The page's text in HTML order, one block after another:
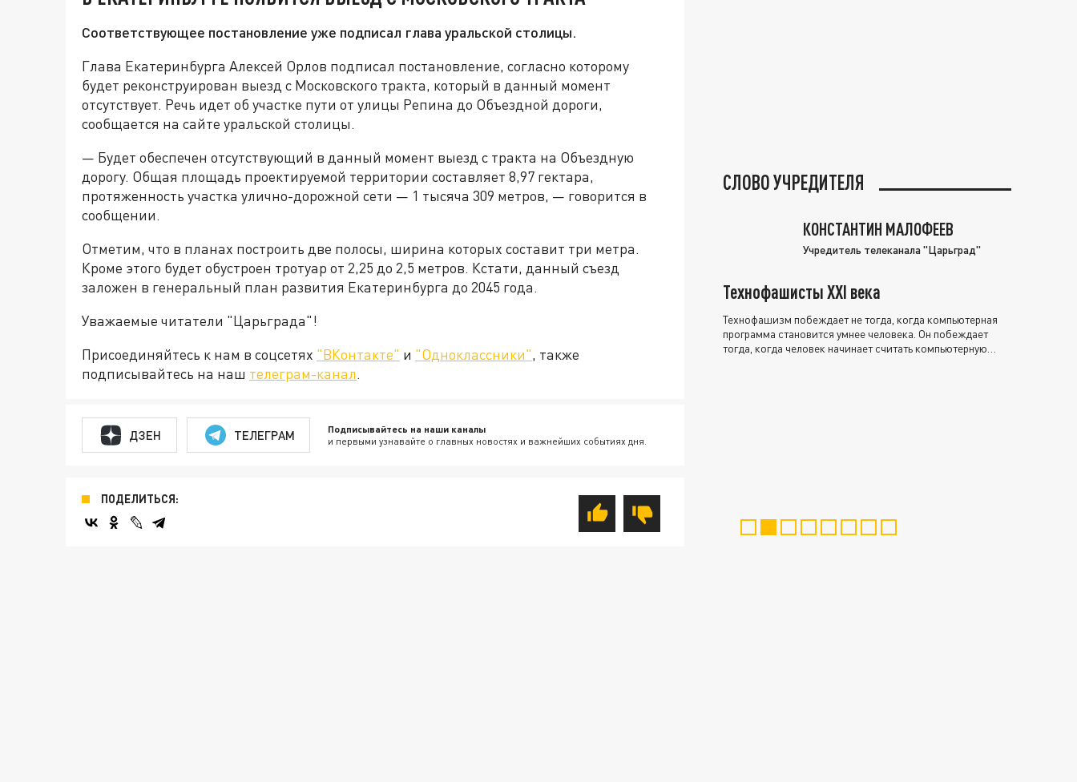
Соответствующее постановление уже подписал глава уральской столицы.
Глава Екатеринбурга Алексей Орлов подписал постановление, согласно которому
будет реконструирован выезд с Московского тракта, который в данный момент
отсутствует. Речь идет об участке пути от улицы Репина до Объездной дороги,
сообщается на сайте уральской столицы.
— Будет обеспечен отсутствующий в данный момент выезд с тракта на Объездную
дорогу. Общая площадь проектируемой территории составляет 8,97 гектара,
протяженность участка улично-дорожной сети — 1 тысяча 309 метров, — говорится в
сообщении.
Отметим, что в планах построить две полосы, ширина которых составит три метра.
Кроме этого будет обустроен тротуар от 2,25 до 2,5 метров. Кстати, данный съезд
заложен в генеральный план развития Екатеринбурга до 2045 года.
Уважаемые читатели "Царьграда"!
Присоединяйтесь к нам в соцсетях "ВКонтакте" и "Одноклассники", также
подписывайтесь на наш телеграм-канал.
ДЗЕН ТЕЛЕГРАМ Подписывайтесь на наши каналы
и первыми узнавайте о главных новостях и важнейших событиях дня.
ПОДЕЛИТЬСЯ:
СЛОВО УЧРЕДИТЕЛЯ
КОНСТАНТИН МАЛОФЕЕВ
Учредитель телеканала "Царьград"
Технофашисты XXI века
Технофашизм побеждает не тогда, когда компьютерная
программа становится умнее человека. Он побеждает
тогда, когда человек начинает считать компьютерную